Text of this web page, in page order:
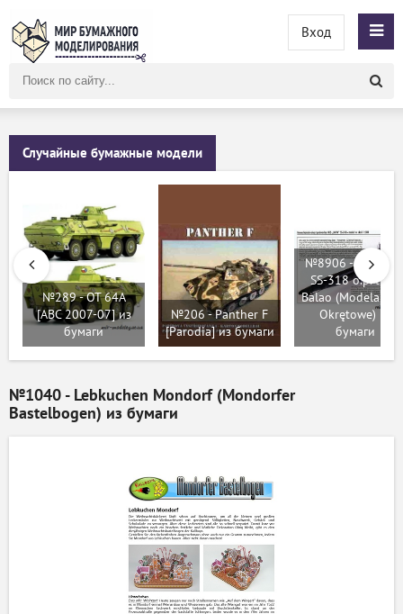
сайту
Вход
Случайные бумажные модели
№289 - OT 64A
[ABC 2007-07] из
бумаги
№206 - Panther F
[Parodia] из бумаги
№8906 - USS
SS-318 o.p. typu
Balao
Okrętowe) из
бумаги
№1040 - Lebkuchen Mondorf (Mondorfer
Bastelbogen) из бумаги